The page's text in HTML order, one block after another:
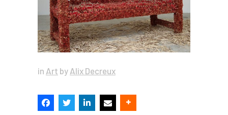
in Art by Alix Decreux